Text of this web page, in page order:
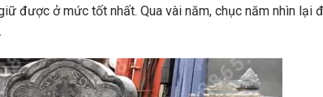
được ở mức tốt nhất. Qua vài năm, chục năm nhìn lại